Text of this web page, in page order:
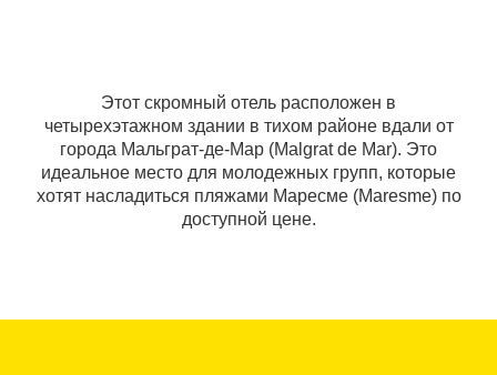
Этот скромный отель расположен в
четырехэтажном здании в тихом районе вдали от
города Мальграт-де-Мар (Malgrat de Mar). Это
идеальное место для молодежных групп, которые
хотят насладиться пляжами Маресме (Maresme) по
доступной цене.